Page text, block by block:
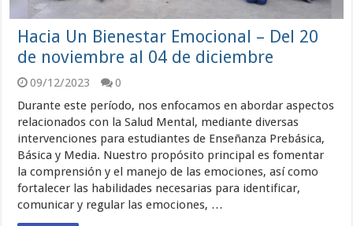
Hacia Un Bienestar Emocional – Del 20
de noviembre al 04 de diciembre
09/12/2023
0
Durante este período, nos enfocamos en abordar aspectos
relacionados con la Salud Mental, mediante diversas
intervenciones para estudiantes de Enseñanza Prebásica,
Básica y Media. Nuestro propósito principal es fomentar
la comprensión y el manejo de las emociones, así como
fortalecer las habilidades necesarias para identificar,
comunicar y regular las emociones, …